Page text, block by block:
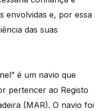
envolvidas e, por essa
das suas
é um navio que
pertencer ao Registo
(MAR). O navio foi